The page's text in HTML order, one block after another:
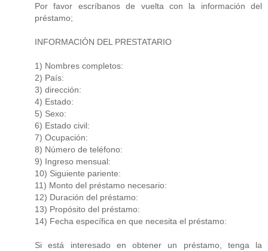
Por favor escríbanos de vuelta con la información del
préstamo;
INFORMACIÓN DEL PRESTATARIO
1) Nombres completos:
2) País:
3) dirección:
4) Estado:
5) Sexo:
6) Estado civil:
7) Ocupación:
8) Número de teléfono:
9) Ingreso mensual:
10) Siguiente pariente:
11) Monto del préstamo necesario:
12) Duración del préstamo:
13) Propósito del préstamo:
14) Fecha específica en que necesita el préstamo:
Si está interesado en obtener un préstamo, tenga la